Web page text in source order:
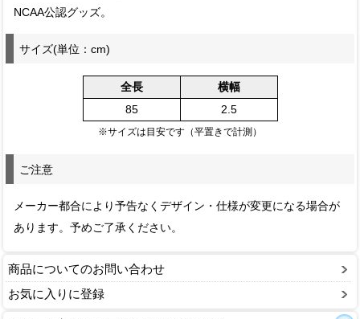
NCAA公認グッズ。
サイズ(単位：cm)
全長
横幅
85
2.5
※サイズは目安です（平置きで計測）
ご注意
メーカー都合により予告なくデザイン・仕様が変更になる場合が
あります。予めご了承ください。
商品についてのお問い合わせ
お気に入りに登録